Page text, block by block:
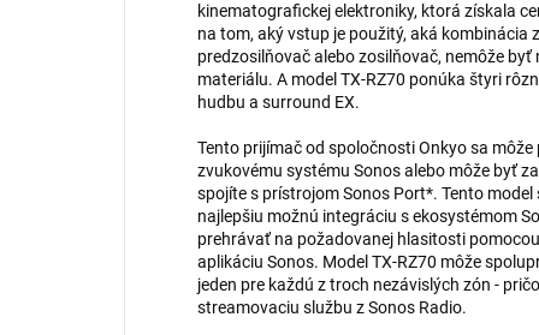
kinematografickej elektroniky, ktorá získala
na tom, aký vstup je použitý, aká
predzosilňovač alebo zosilňovač, nemôže
materiálu. A model TX-RZ70 ponúka štyri
hudbu a surround EX.
Tento prijímač od spoločnosti Onkyo sa
zvukovému systému Sonos alebo môže byť
spojíte s prístrojom Sonos Port*. Tento
najlepšiu možnú integráciu s ekosystémom
prehrávať na požadovanej hlasitosti
aplikáciu Sonos. Model TX-RZ70 môže
jeden pre každú z troch nezávislých zón -
streamovaciu službu z Sonos Radio.